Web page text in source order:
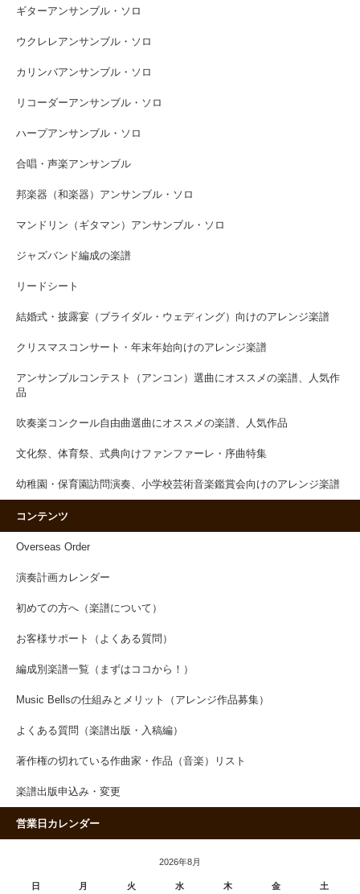
ギターアンサンブル・ソロ
ウクレレアンサンブル・ソロ
カリンバアンサンブル・ソロ
リコーダーアンサンブル・ソロ
ハープアンサンブル・ソロ
合唱・声楽アンサンブル
邦楽器（和楽器）アンサンブル・ソロ
マンドリン（ギタマン）アンサンブル・ソロ
ジャズバンド編成の楽譜
リードシート
結婚式・披露宴（ブライダル・ウェディング）向けのアレンジ楽譜
クリスマスコンサート・年末年始向けのアレンジ楽譜
アンサンブルコンテスト（アンコン）選曲にオススメの楽譜、人気作
品
吹奏楽コンクール自由曲選曲にオススメの楽譜、人気作品
文化祭、体育祭、式典向けファンファーレ・序曲特集
幼稚園・保育園訪問演奏、小学校芸術音楽鑑賞会向けのアレンジ楽譜
コンテンツ
Overseas Order
演奏計画カレンダー
初めての方へ（楽譜について）
お客様サポート（よくある質問）
編成別楽譜一覧（まずはココから！）
Music Bellsの仕組みとメリット（アレンジ作品募集）
よくある質問（楽譜出版・入稿編）
著作権の切れている作曲家・作品（音楽）リスト
楽譜出版申込み・変更
営業日カレンダー
2026年8月
日 月 火 水 木 金 土